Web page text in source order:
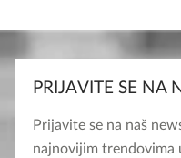
PRIJAVITE SE NA
Prijavite se na naš
najnovijim trendovima